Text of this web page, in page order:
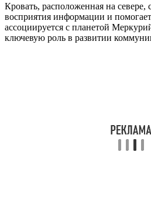
Кровать, расположенная на
восприятия информации и
ассоциируется с планетой
ключевую роль в развитии